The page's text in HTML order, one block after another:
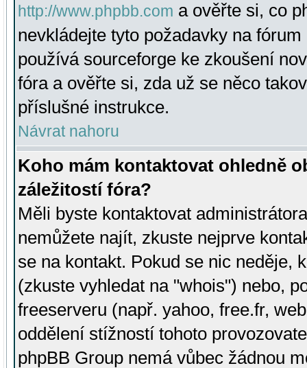
http://www.phpbb.com a ověřte si, co
nevkládejte tyto požadavky na
používá sourceforge ke zkoušení
fóra a ověřte si, zda už se něco
příslušné instrukce.
Návrat nahoru
Koho mám kontaktovat ohledně
záležitostí fóra?
Měli byste kontaktovat
nemůžete najít, zkuste nejprve
se na kontakt. Pokud se nic neděje,
(zkuste vyhledat na "whois") nebo,
freeserveru (např. yahoo, free.fr,
oddělení stížností tohoto
phpBB Group nemá vůbec žádnou